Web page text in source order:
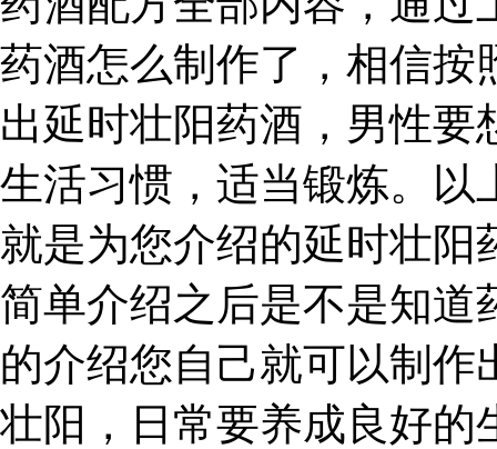
药酒怎么制作了，相信按
出延时壮阳药酒，男性
生活习惯，适当锻炼。以
就是为您介绍的延时壮阳
简单介绍之后是不是知道
的介绍您自己就可以制
壮阳，日常要养成良好的